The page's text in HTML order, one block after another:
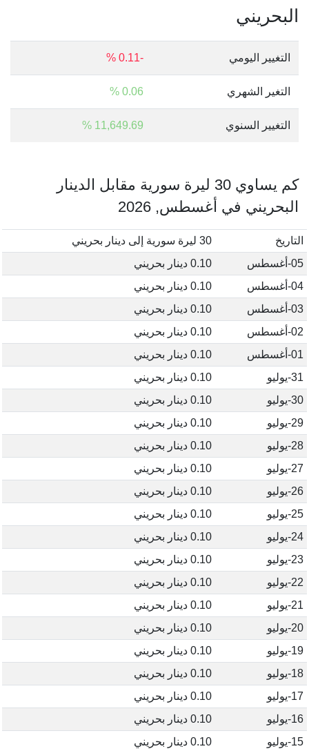
البحريني
التغيير اليومي -0.11 %
التغير الشهري 0.06 %
التغيير السنوي 11,649.69 %
كم يساوي 30 ليرة سورية مقابل الدينار
البحريني في أغسطس, 2026
التاريخ
30 ليرة سورية إلى دينار بحريني
05-أغسطس
0.10 دينار بحريني
04-أغسطس
0.10 دينار بحريني
03-أغسطس
0.10 دينار بحريني
02-أغسطس
0.10 دينار بحريني
01-أغسطس
0.10 دينار بحريني
31-يوليو
0.10 دينار بحريني
30-يوليو
0.10 دينار بحريني
29-يوليو
0.10 دينار بحريني
28-يوليو
0.10 دينار بحريني
27-يوليو
0.10 دينار بحريني
26-يوليو
0.10 دينار بحريني
25-يوليو
0.10 دينار بحريني
24-يوليو
0.10 دينار بحريني
23-يوليو
0.10 دينار بحريني
22-يوليو
0.10 دينار بحريني
21-يوليو
0.10 دينار بحريني
20-يوليو
0.10 دينار بحريني
19-يوليو
0.10 دينار بحريني
18-يوليو
0.10 دينار بحريني
17-يوليو
0.10 دينار بحريني
16-يوليو
0.10 دينار بحريني
15-يوليو
0.10 دينار بحريني